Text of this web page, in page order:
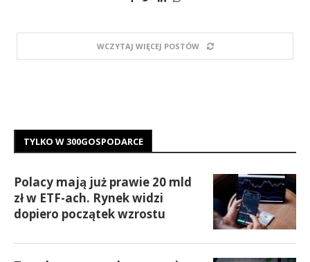
WCZYTAJ WIĘCEJ POSTÓW
TYLKO W 300GOSPODARCE
Polacy mają już prawie 20 mld
zł w ETF-ach. Rynek widzi
dopiero początek wzrostu